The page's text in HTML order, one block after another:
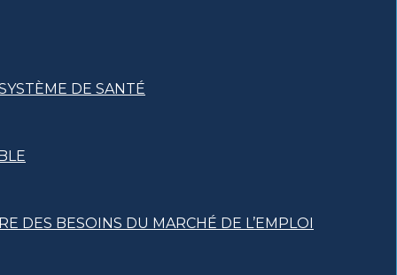
DE SANTÉ
DES BESOINS DU MARCHÉ DE L’EMPLOI